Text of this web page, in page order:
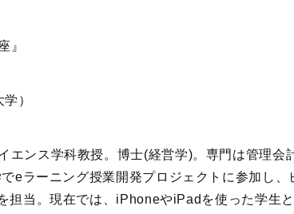
』
）
エンス学科教授。博士(経営学)。専門は管理会
eラーニング授業開発プロジェクトに参加し、
担当。現在では、iPhoneやiPadを使った学生